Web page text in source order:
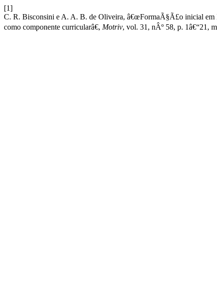
[1]
C. R. Bisconsini e A. A. B. de Oliveira, â€œFormaÃ§Ã£o inicial em
como componente curricularâ€, Motriv, vol. 31, nÂº 58, p. 1â€“21,